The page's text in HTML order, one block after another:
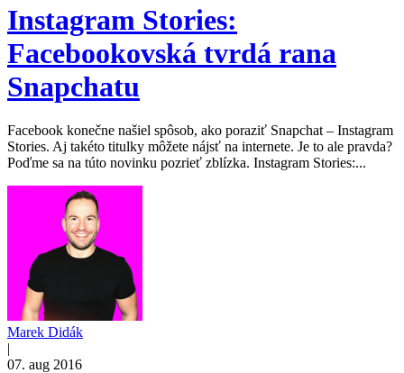
Instagram Stories:
Facebookovská tvrdá rana
Snapchatu
Facebook konečne našiel spôsob, ako poraziť Snapchat – Instagram
Stories. Aj takéto titulky môžete nájsť na internete. Je to ale pravda?
Poďme sa na túto novinku pozrieť zblízka. Instagram Stories:...
Marek Didák
|
07. aug 2016